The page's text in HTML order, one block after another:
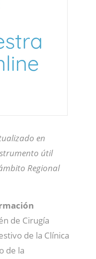
en
útil
Regional
de Cirugía
de la Clínica
de la